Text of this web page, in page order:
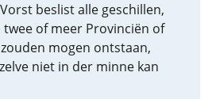
beslist alle geschillen,
twee of meer Provinciën of
mogen ontstaan,
niet in der minne kan